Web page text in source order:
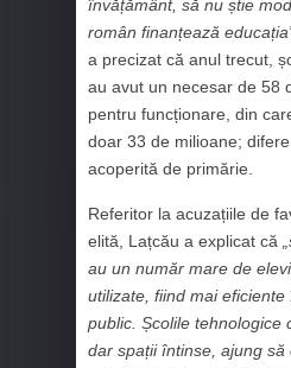
învățământ, să nu știe
român finanțează
a precizat că anul trecut,
au avut un necesar de 58
pentru funcționare, din
doar 33 de milioane;
acoperită de primărie.
Referitor la acuzațiile de
elită, Lațcău a explicat că
au un număr mare de
utilizate, fiind mai
public. Școlile tehnologice
dar spații întinse, ajung să